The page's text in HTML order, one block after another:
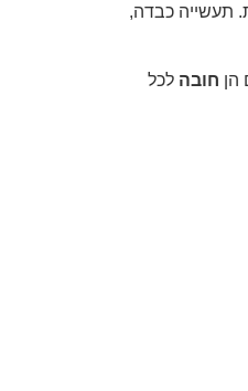
תעשייה כבדה,
הן חובה לכל